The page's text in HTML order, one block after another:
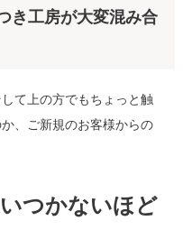
き工房が大変混み合
て上の方でもちょっと触
、ご新規のお客様からの
つかないほど